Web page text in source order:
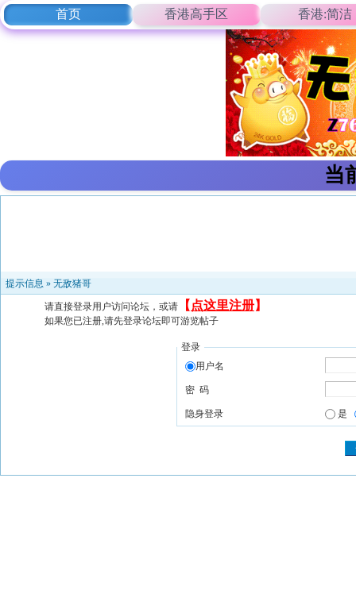
首页 香港高手区 香港:简洁
当
提示信息 » 无敌猪哥
请直接登录用户访问论坛，或请 【 点这里注册】
如果您已注册,请先登录论坛即可游览帖子
登录
用户名
密 码
隐身登录 是